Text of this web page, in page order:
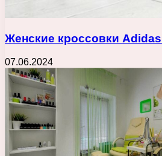
Женские кроссовки
07.06.2024